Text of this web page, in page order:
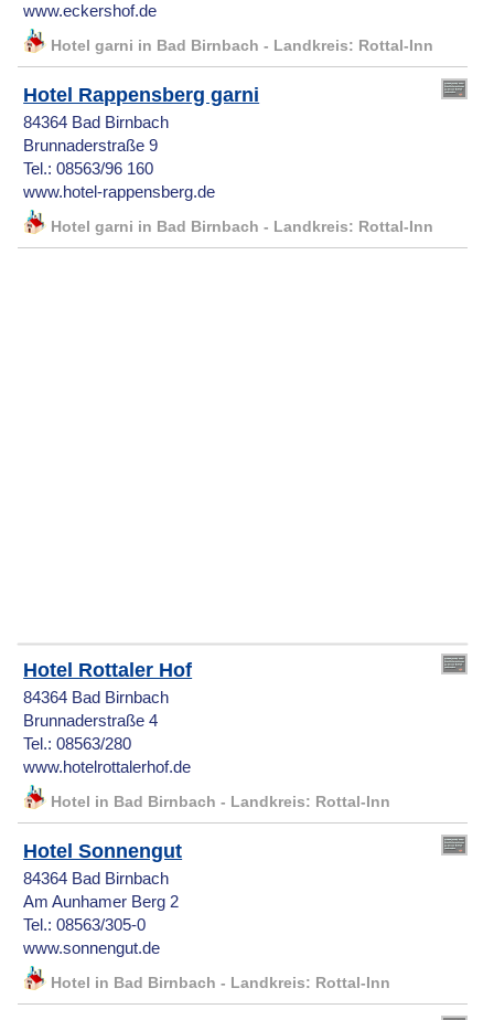
www.eckershof.de
Hotel garni in Bad Birnbach - Landkreis: Rottal-Inn
Hotel Rappensberg garni
84364 Bad Birnbach
Brunnaderstraße 9
Tel.: 08563/96 160
www.hotel-rappensberg.de
Hotel garni in Bad Birnbach - Landkreis: Rottal-Inn
Hotel Rottaler Hof
84364 Bad Birnbach
Brunnaderstraße 4
Tel.: 08563/280
www.hotelrottalerhof.de
Hotel in Bad Birnbach - Landkreis: Rottal-Inn
Hotel Sonnengut
84364 Bad Birnbach
Am Aunhamer Berg 2
Tel.: 08563/305-0
www.sonnengut.de
Hotel in Bad Birnbach - Landkreis: Rottal-Inn